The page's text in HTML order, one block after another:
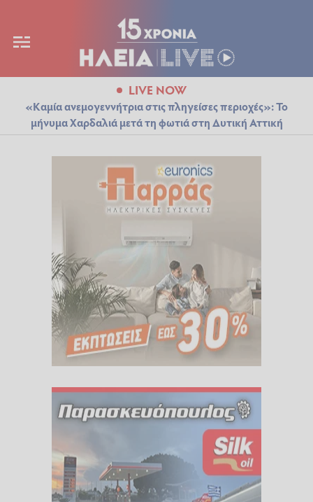
LIVE NOW
«Καμία ανεμογεννήτρια στις πληγείσες περιοχές»: Το
μήνυμα Χαρδαλιά μετά τη φωτιά στη Δυτική Αττική